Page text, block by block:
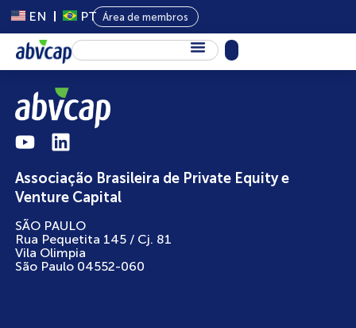
EN PT Área de membros
Sobre Nós
Capital Privado
Programas
Conteúdo
Eventos
Notícias
Associação Brasileira de Private Equity e
Venture Capital
SÃO PAULO
Rua Pequetita 145 / Cj. 81
Vila Olimpia
São Paulo 04552-060